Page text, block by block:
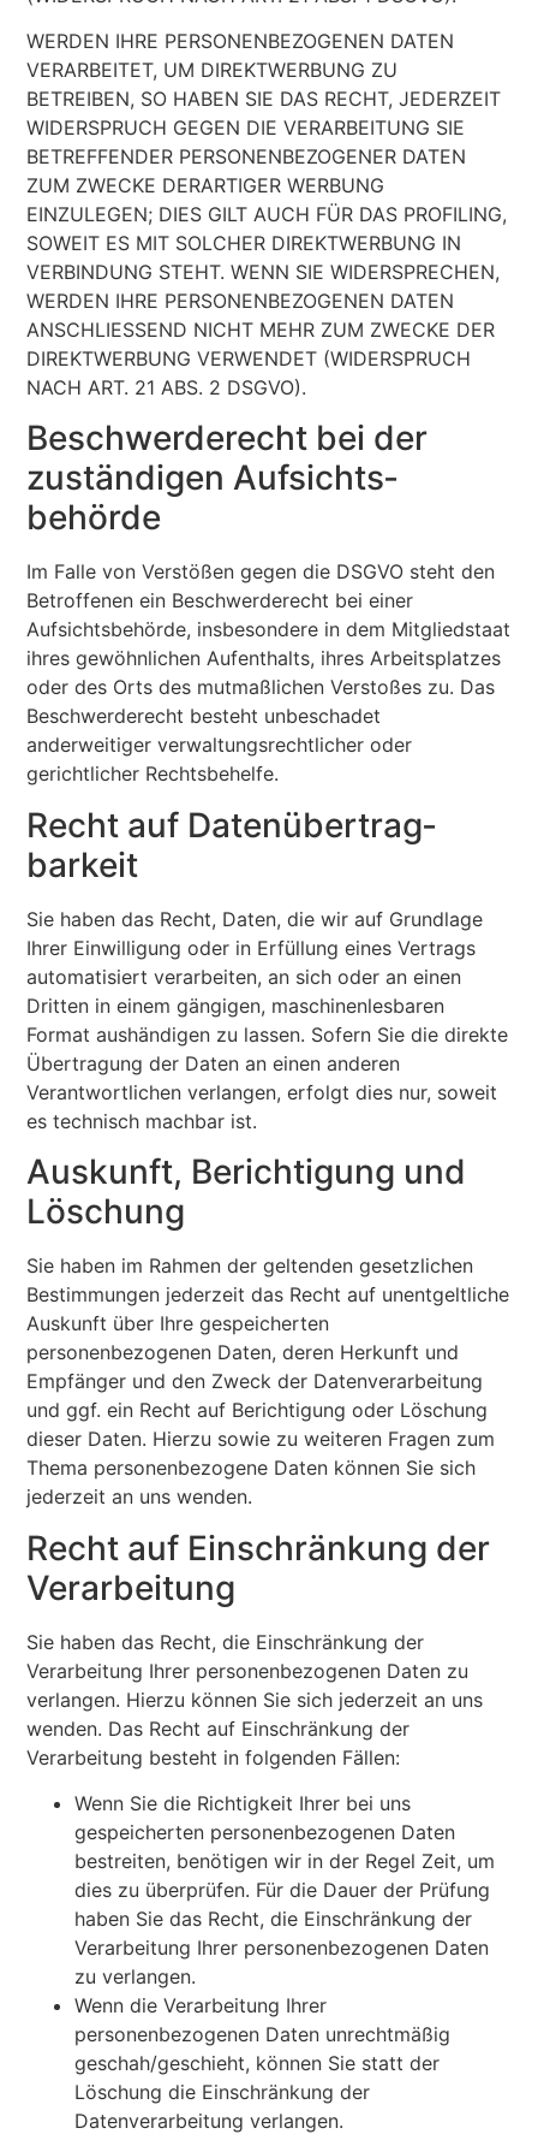
WERDEN IHRE PERSONENBEZOGENEN DATEN
VERARBEITET, UM DIREKTWERBUNG ZU
BETREIBEN, SO HABEN SIE DAS RECHT, JEDERZEIT
WIDERSPRUCH GEGEN DIE VERARBEITUNG SIE
BETREFFENDER PERSONENBEZOGENER DATEN
ZUM ZWECKE DERARTIGER WERBUNG
EINZULEGEN; DIES GILT AUCH FÜR DAS PROFILING,
SOWEIT ES MIT SOLCHER DIREKTWERBUNG IN
VERBINDUNG STEHT. WENN SIE WIDERSPRECHEN,
WERDEN IHRE PERSONENBEZOGENEN DATEN
ANSCHLIESSEND NICHT MEHR ZUM ZWECKE DER
DIREKTWERBUNG VERWENDET (WIDERSPRUCH
NACH ART. 21 ABS. 2 DSGVO).
Beschwerde­recht bei der
zuständigen Aufsichts­
behörde
Im Falle von Verstößen gegen die DSGVO steht den
Betroffenen ein Beschwerderecht bei einer
Aufsichtsbehörde, insbesondere in dem Mitgliedstaat
ihres gewöhnlichen Aufenthalts, ihres Arbeitsplatzes
oder des Orts des mutmaßlichen Verstoßes zu. Das
Beschwerderecht besteht unbeschadet
anderweitiger verwaltungsrechtlicher oder
gerichtlicher Rechtsbehelfe.
Recht auf Daten­übertrag­
barkeit
Sie haben das Recht, Daten, die wir auf Grundlage
Ihrer Einwilligung oder in Erfüllung eines Vertrags
automatisiert verarbeiten, an sich oder an einen
Dritten in einem gängigen, maschinenlesbaren
Format aushändigen zu lassen. Sofern Sie die direkte
Übertragung der Daten an einen anderen
Verantwortlichen verlangen, erfolgt dies nur, soweit
es technisch machbar ist.
Auskunft, Berichtigung und
Löschung
Sie haben im Rahmen der geltenden gesetzlichen
Bestimmungen jederzeit das Recht auf unentgeltliche
Auskunft über Ihre gespeicherten
personenbezogenen Daten, deren Herkunft und
Empfänger und den Zweck der Datenverarbeitung
und ggf. ein Recht auf Berichtigung oder Löschung
dieser Daten. Hierzu sowie zu weiteren Fragen zum
Thema personenbezogene Daten können Sie sich
jederzeit an uns wenden.
Recht auf Einschränkung der
Verarbeitung
Sie haben das Recht, die Einschränkung der
Verarbeitung Ihrer personenbezogenen Daten zu
verlangen. Hierzu können Sie sich jederzeit an uns
wenden. Das Recht auf Einschränkung der
Verarbeitung besteht in folgenden Fällen:
Wenn Sie die Richtigkeit Ihrer bei uns
gespeicherten personenbezogenen Daten
bestreiten, benötigen wir in der Regel Zeit, um
dies zu überprüfen. Für die Dauer der Prüfung
haben Sie das Recht, die Einschränkung der
Verarbeitung Ihrer personenbezogenen Daten
zu verlangen.
Wenn die Verarbeitung Ihrer
personenbezogenen Daten unrechtmäßig
geschah/geschieht, können Sie statt der
Löschung die Einschränkung der
Datenverarbeitung verlangen.